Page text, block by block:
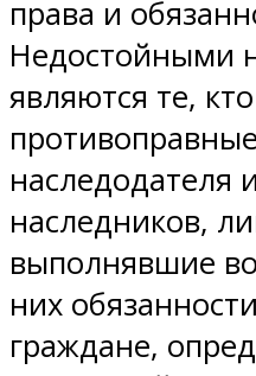
права и
Недостойными
являются те,
наследодателя
наследников,
выполнявшие
них
граждане,